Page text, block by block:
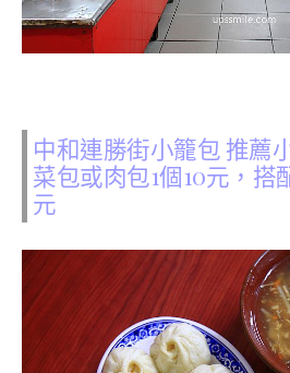
中和連勝街小籠包 推薦
菜包或肉包1個10元，搭
元